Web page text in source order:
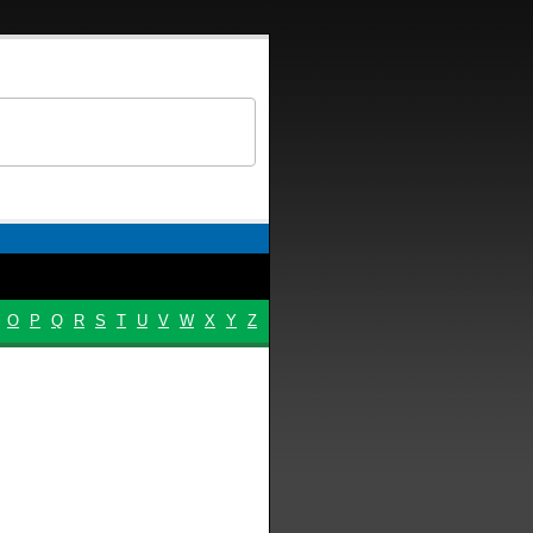
O P Q R S T U V W X Y Z